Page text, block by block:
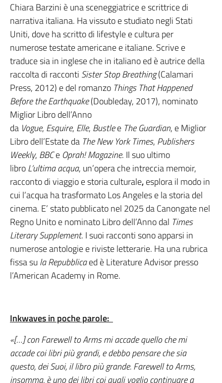
Chiara Barzini è una sceneggiatrice e scrittrice di
narrativa italiana. Ha vissuto e studiato negli Stati
Uniti, dove ha scritto di lifestyle e cultura per
numerose testate americane e italiane. Scrive e
traduce sia in inglese che in italiano ed è autrice della
raccolta di racconti Sister Stop Breathing(Calamari
Press, 2012) e del romanzo Things That Happened
Before the Earthquake(Doubleday, 2017), nominato
Miglior Libro dell’Anno
da Vogue, Esquire, Elle, Bustlee The Guardian, e Miglior
Libro dell’Estate da The New York Times, Publishers
Weekly, BBCe Oprah! Magazine. Il suo ultimo
libroL’ultima acqua, un’opera che intreccia memoir,
racconto di viaggio e storia culturale,esplora il modo in
cui l’acqua ha trasformato Los Angeles e la storia del
cinema. E’ stato pubblicato nel 2025 da Canongate nel
Regno Unito e nominato Libro dell’Anno dal Times
Literary Supplement. I suoi racconti sono apparsi in
numerose antologie e riviste letterarie. Ha una rubrica
fissa su la Repubblicaed è Literature Advisor presso
l’American Academy in Rome.
Inkwaves in poche parole:
«[…]con Farewell to Arms mi accade quello che mi
accade coi libri più grandi, e debbo pensare che sia
questo, dei Suoi, il libro più grande. Farewell to Arms,
insomma, è uno dei libri coi quali voglio continuare a